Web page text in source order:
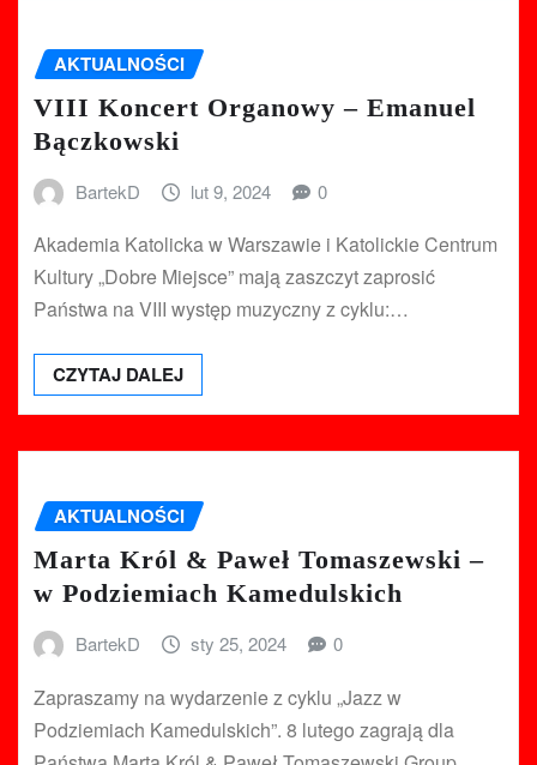
AKTUALNOŚCI
VIII Koncert Organowy – Emanuel
Bączkowski
BartekD lut 9, 2024 0
Akademia Katolicka w Warszawie i Katolickie Centrum
Kultury „Dobre Miejsce” mają zaszczyt zaprosić
Państwa na VIII występ muzyczny z cyklu:…
CZYTAJ DALEJ
AKTUALNOŚCI
Marta Król & Paweł Tomaszewski –
w Podziemiach Kamedulskich
BartekD sty 25, 2024 0
Zapraszamy na wydarzenie z cyklu „Jazz w
Podziemiach Kamedulskich”. 8 lutego zagrają dla